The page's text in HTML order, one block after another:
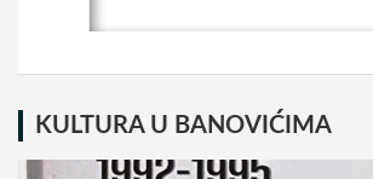
KULTURA U BANOVIĆIMA